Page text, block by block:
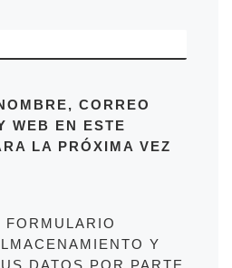
CORREO
WEB EN ESTE
LA PRÓXIMA VEZ
Y